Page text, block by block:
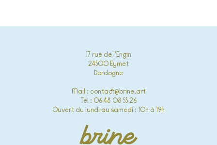
17 rue de l'Engin
24500 Eymet
Dordogne
Mail : contact@brine.art
Tel : 06 48 08 55 26
Ouvert du lundi au samedi : 10h à 19h